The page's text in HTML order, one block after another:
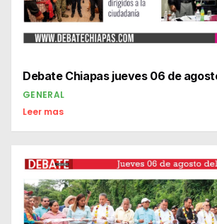
Debate Chiapas jueves 06 de
GENERAL
Leer mas